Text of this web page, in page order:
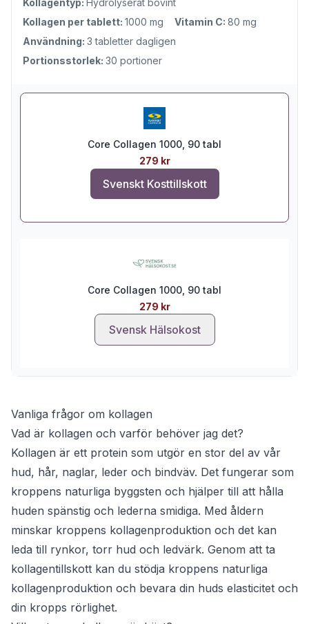
Kollagen per tablett: 1000 mg Vitamin C: 80 mg
Användning: 3 tabletter dagligen
Portionsstorlek: 30 portioner
Core Collagen 1000, 90 tabl
279 kr
Svenskt Kosttillskott
Core Collagen 1000, 90 tabl
279 kr
Svensk Hälsokost
Vanliga frågor om kollagen
Vad är kollagen och varför behöver jag det?
Kollagen är ett protein som utgör en stor del av vår
hud, hår, naglar, leder och bindväv. Det fungerar som
kroppens naturliga byggsten och hjälper till att hålla
huden spänstig och lederna smidiga. Med åldern
minskar kroppens kollagenproduktion och det kan
leda till rynkor, torr hud och ledvärk. Genom att ta
kollagentillskott kan du stödja kroppens naturliga
kollagenproduktion och bevara din huds elasticitet och
din kropps rörlighet.